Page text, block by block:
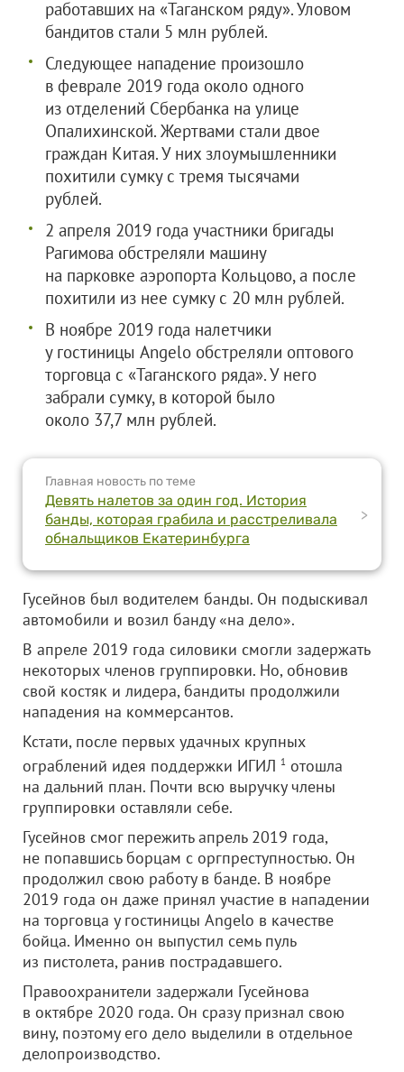
работавших на «Таганском ряду». Уловом
бандитов стали 5 млн рублей.
Следующее нападение произошло
в феврале 2019 года около одного
из отделений Сбербанка на улице
Опалихинской. Жертвами стали двое
граждан Китая. У них злоумышленники
похитили сумку с тремя тысячами
рублей.
2 апреля 2019 года участники бригады
Рагимова обстреляли машину
на парковке аэропорта Кольцово, а после
похитили из нее сумку с 20 млн рублей.
В ноябре 2019 года налетчики
у гостиницы Angelo обстреляли оптового
торговца с «Таганского ряда». У него
забрали сумку, в которой было
около 37,7 млн рублей.
Главная новость по теме
Девять налетов за один год. История
банды, которая грабила и расстреливала
обнальщиков Екатеринбурга
>
Гусейнов был водителем банды. Он подыскивал
автомобили и возил банду «на дело».
В апреле 2019 года силовики смогли задержать
некоторых членов группировки. Но, обновив
свой костяк и лидера, бандиты продолжили
нападения на коммерсантов.
Кстати, после первых удачных крупных
ограблений идея поддержки ИГИЛ 1 отошла
на дальний план. Почти всю выручку члены
группировки оставляли себе.
Гусейнов смог пережить апрель 2019 года,
не попавшись борцам с оргпреступностью. Он
продолжил свою работу в банде. В ноябре
2019 года он даже принял участие в нападении
на торговца у гостиницы Angelo в качестве
бойца. Именно он выпустил семь пуль
из пистолета, ранив пострадавшего.
Правоохранители задержали Гусейнова
в октябре 2020 года. Он сразу признал свою
вину, поэтому его дело выделили в отдельное
делопроизводство.